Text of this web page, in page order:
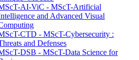
AI-ViC - MScT-Artificial
and Advanced Visual
CTD - MScT-Cybersecurity :
and Defenses
DSB - MScT-Data Science for